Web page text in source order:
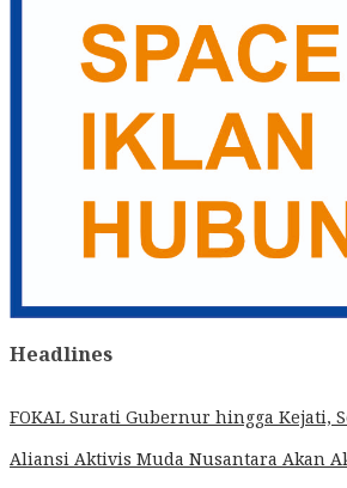
Headlines
FOKAL Surati Gubernur hingga Kejati,
Aliansi Aktivis Muda Nusantara Akan